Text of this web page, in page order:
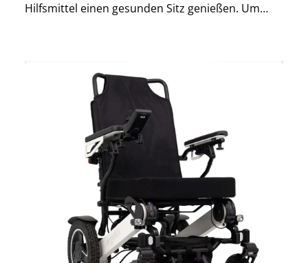
Hilfsmittel einen gesunden Sitz genießen. Um
lassen. Denn es geht […]